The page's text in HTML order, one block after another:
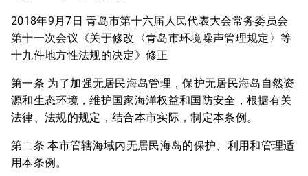
2018年9月7日 青岛市第十六届人民代表大会常务委员会
第十一次会议《关于修改〈青岛市环境噪声管理规定〉等
十九件地方性法规的决定》修正
第一条 为了加强无居民海岛管理，保护无居民海岛自然资
源和生态环境，维护国家海洋权益和国防安全，根据有关
法律、法规的规定，结合本市实际，制定本条例。
第二条 本市管辖海域内无居民海岛的保护、利用和管理适
用本条例。